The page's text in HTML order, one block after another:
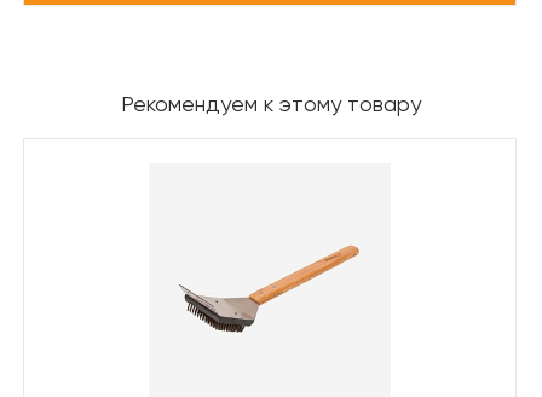
Рекомендуем к этому товару